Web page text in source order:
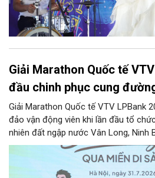
Giải Marathon Quốc tế
đầu chinh phục cung
Giải Marathon Quốc tế VTV LPBank
đảo vận động viên khi lần đầu tổ
nhiên đất ngập nước Vân Long, Ninh